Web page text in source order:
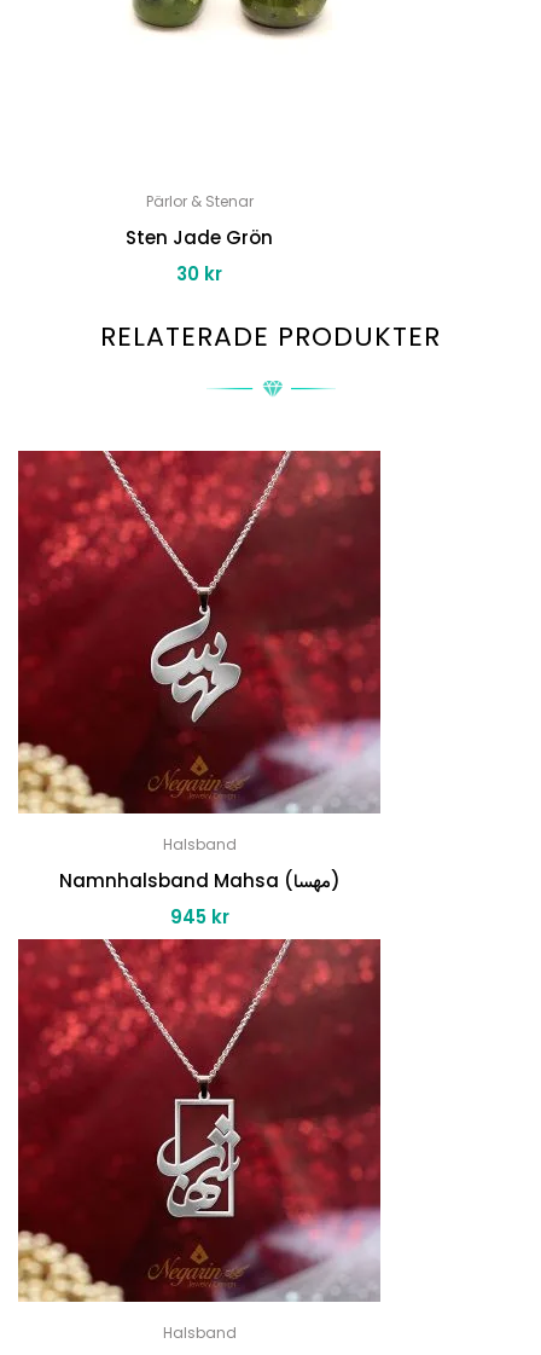
Pärlor & Stenar
Sten Jade Grön
30 kr
RELATERADE PRODUKTER
Halsband
Namnhalsband Mahsa (مهسا)
945 kr
Halsband